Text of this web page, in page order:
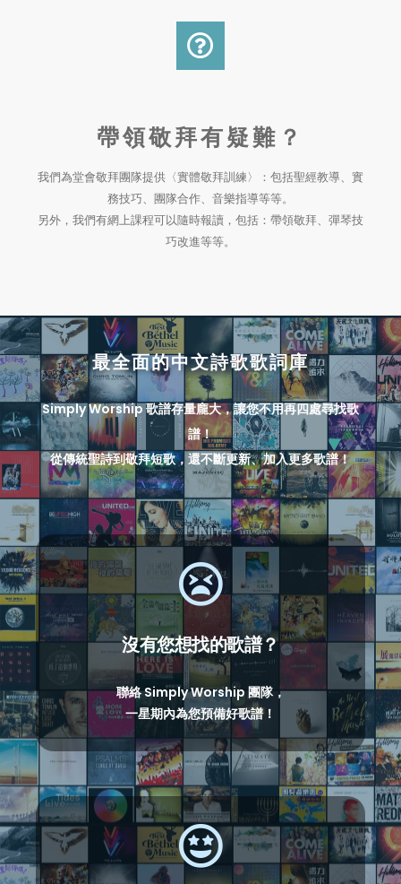
帶領敬拜有疑難？
我們為堂會敬拜團隊提供〈實體敬拜訓練〉：包括聖經教導、實
務技巧、團隊合作、音樂指導等等。
另外，我們有網上課程可以隨時報讀，包括：帶領敬拜、彈琴技
巧改進等等。
最全面的中文詩歌歌詞庫
Simply Worship 歌譜存量龐大，讓您不用再四處尋找歌
譜！
從傳統聖詩到敬拜短歌，還不斷更新、加入更多歌譜！
沒有您想找的歌譜？
聯絡 Simply Worship 團隊，
一星期內為您預備好歌譜！